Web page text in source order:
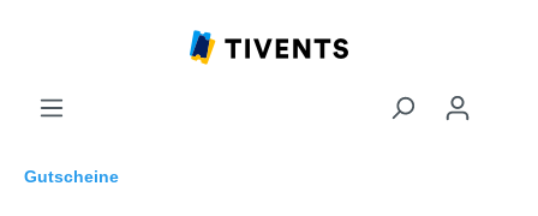
Gutscheine